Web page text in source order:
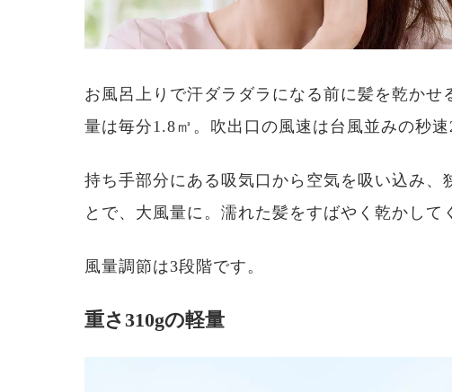
お風呂上りで汗ダラダラになる前に髪を乾かせ
量は毎分1.8㎥。吹出口の風速は台風並みの秒速
持ち手部分にある吸気口から空気を吸い込み、
とで、大風量に。濡れた髪をすばやく乾かして
風量調節は3段階です。
重さ310gの軽量